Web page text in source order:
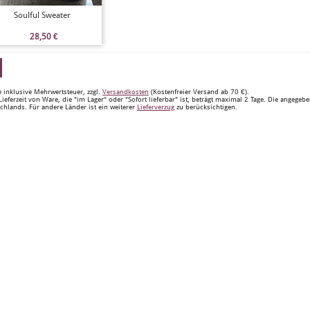
Soulful Sweater
28,50 €
inklusive Mehrwertsteuer, zzgl. Versandkosten (Kostenfreier Versand ab 70 €).
von Ware, die "im Lager" oder "Sofort lieferbar" ist, beträgt maximal 2 Tage. Die
Für andere Länder ist ein weiterer Lieferverzug zu berücksichtigen.